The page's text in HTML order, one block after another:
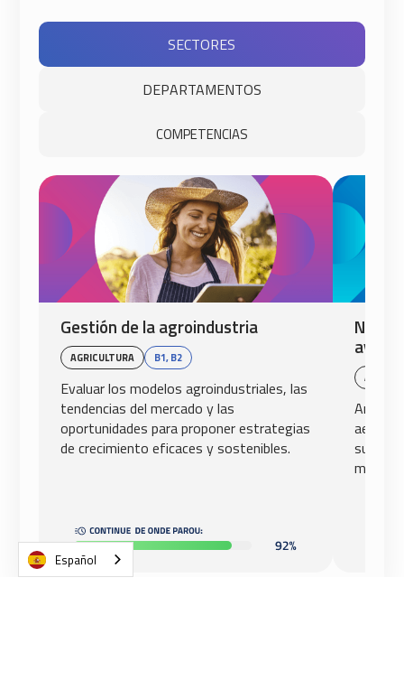
SECTORES
DEPARTAMENTOS
COMPETENCIAS
Gestión de la agroindustria
AGRICULTURA B1, B2
Evaluar los modelos agroindustriales, las
tendencias del mercado y las
oportunidades para proponer estrategias
de crecimiento eficaces y sostenibles.
su
mundial.
Español